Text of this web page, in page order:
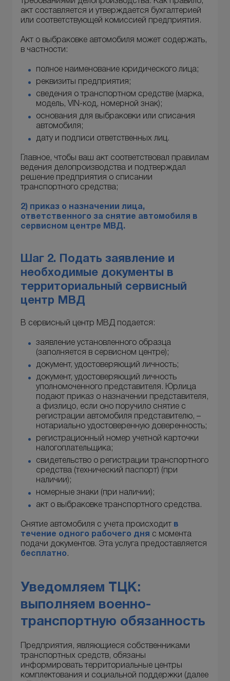
акт составляется и утверждается бухгалтерией
или соответствующей комиссией предприятия.
Акт о выбраковке автомобиля может содержать,
в частности:
полное наименование юридического лица;
реквизиты предприятия;
сведения о транспортном средстве (марка,
модель, VIN-код, номерной знак);
основания для выбраковки или списания
автомобиля;
дату и подписи ответственных лиц.
Главное, чтобы ваш акт соответствовал правилам
ведения делопроизводства и подтверждал
решение предприятия о списании
транспортного средства;
2) при каз о назначении лица,
ответственного за снятие автомобиля в
сервисном центре МВД.
Шаг 2. Подать заявление и
необходимые документы в
территориальный сервисный
центр МВД
В сервисный центр МВД подается:
заявление установленного образца
(заполняется в сервисном центре);
документ, удостоверяющий личность;
документ, удостоверяющий личность
уполномоченного представителя. Юрлица
подают приказ о назначении представителя,
а физлицо, если оно поручило снятие с
регистрации автомобиля представителю, –
нотариально удостоверенную доверенность;
регистрационный номер учетной карточки
налогоплательщика;
свидетельство о регистрации транспортного
средства (технический паспорт) (при
наличии);
номерные знаки (при наличии);
акт о выбраковке транспортного средства.
Снятие автомобиля с учета происходит в
течение одного рабочего дня с момента
подачи документов. Эта услуга предоставляется
бесплатно.
Уведомляем ТЦК:
выполняем военно-
транспортную обязанность
Предприятия, являющиеся собственниками
транспортных средств, обязаны
информировать территориальные центры
комплектования и социальной поддержки (далее